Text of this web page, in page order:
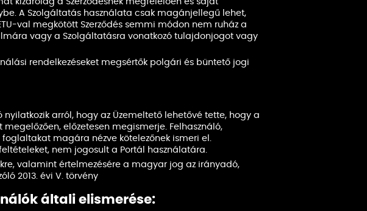
A Szolgáltatás használata csak magánjellegű lehet,
val megkötött Szerződés semmi módon nem ruház a
vagy a Szolgáltatásra vonatkozó tulajdonjogot vagy
rendelkezéseket megsértők polgári és büntető jogi
arról, hogy az Üzemeltető lehetővé tette, hogy a
előzetesen megismerje. Felhasználó,
magára nézve kötelezőnek ismeri el.
nem jogosult a Portál használatára.
valamint értelmezésére a magyar jog az irányadó,
2013. évi V. törvény
általi elismerése: